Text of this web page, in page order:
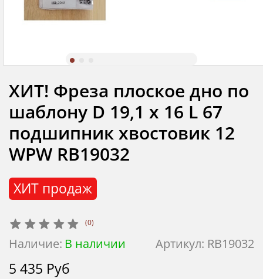
(0)
Артикул: RB19032
Наличие: В наличии
ХИТ продаж
ХИТ! Фреза плоское дно по
шаблону D 19,1 x 16 L 67
подшипник хвостовик 12
WPW RB19032
5 435 Руб